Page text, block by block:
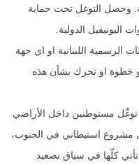
وحصل التوغل تحت حماية
اليونيفيل الدولية.
اللبنانية او اي جهة
خطوة او تحرك بشأن هذه
مستوطنين داخل الأراضي
مشروع استيطاني في الجنوب،
كلّها في سياق تصعيد